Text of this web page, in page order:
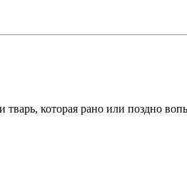
которая рано или поздно